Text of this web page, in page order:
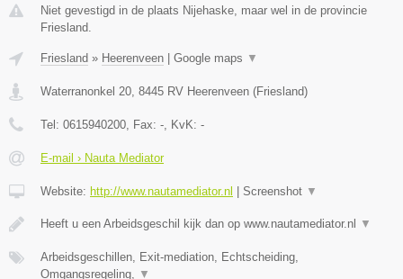
Niet gevestigd in de plaats Nijehaske, maar wel in de provincie
Friesland.
Friesland » Heerenveen Google maps ▼
Waterranonkel 20 8445 RV Heerenveen (Friesland)
Tel: 0615940200 , Fax: - , KvK: -
E-mail › Nauta Mediator
Website: http://www.nautamediator.nl Screenshot ▼
Heeft u een Arbeidsgeschil kijk dan op www.nautamediator.nl ▼
Arbeidsgeschillen, Exit-mediation, Echtscheiding,
Omgangsregeling,
▼